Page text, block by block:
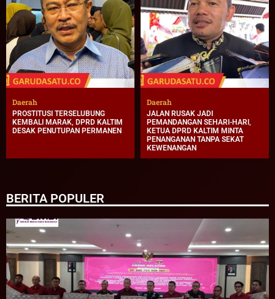
Daerah
PROSTITUSI TERSELUBUNG
KEMBALI MARAK, DPRD KALTIM
DESAK PENUTUPAN PERMANEN
Daerah
JALAN RUSAK JADI
PEMANDANGAN SEHARI-HARI,
KETUA DPRD KALTIM MINTA
PENANGANAN TANPA SEKAT
KEWENANGAN
BERITA POPULER